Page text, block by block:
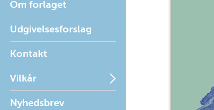
Om forlaget
Udgivelsesforslag
Kontakt
Vilkår
Nyhedsbrev